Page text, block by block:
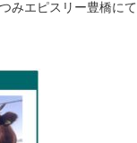
みエピスリー豊橋にて